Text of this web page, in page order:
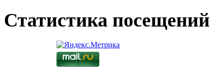
Статистика посещений